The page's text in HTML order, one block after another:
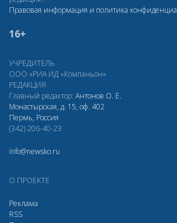
Правовая информация и политика
16+
УЧРЕДИТЕЛЬ
ООО «РИА ИД «Компаньон»
РЕДАКЦИЯ
Главный редактор: Антонов О. Е.
Монастырская, д. 15, оф. 402
Пермь, Россия
(342) 206-40-23
info@newsko.ru
О ПРОЕКТЕ
Реклама
RSS